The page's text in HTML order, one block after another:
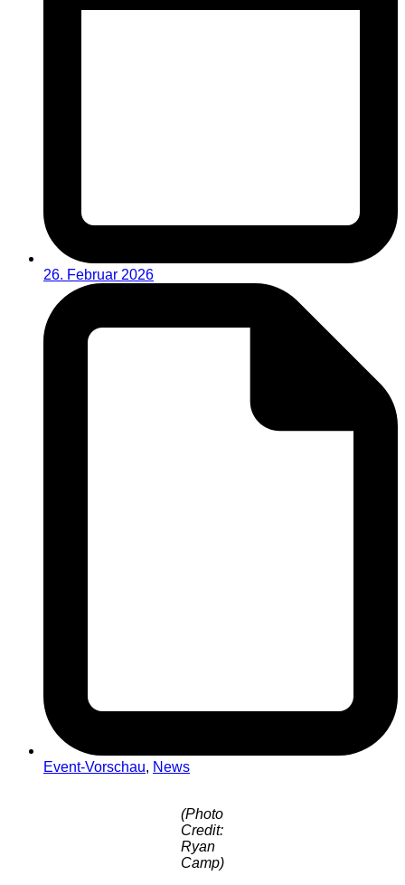
26. Februar 2026
Event-Vorschau, News
(Photo
Credit:
Ryan
Camp)